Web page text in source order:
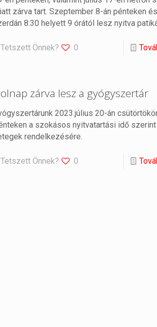
zárva tart. Szeptember 8-án pénteken
8:30 helyett 9 órától lesz nyitva
Tetszett Önnek? 0
zárva lesz a gyógyszertár
2023.július 20-án
a szokásos nyitvatartási idő szerint
rendelkezésére.
Tetszett Önnek? 0